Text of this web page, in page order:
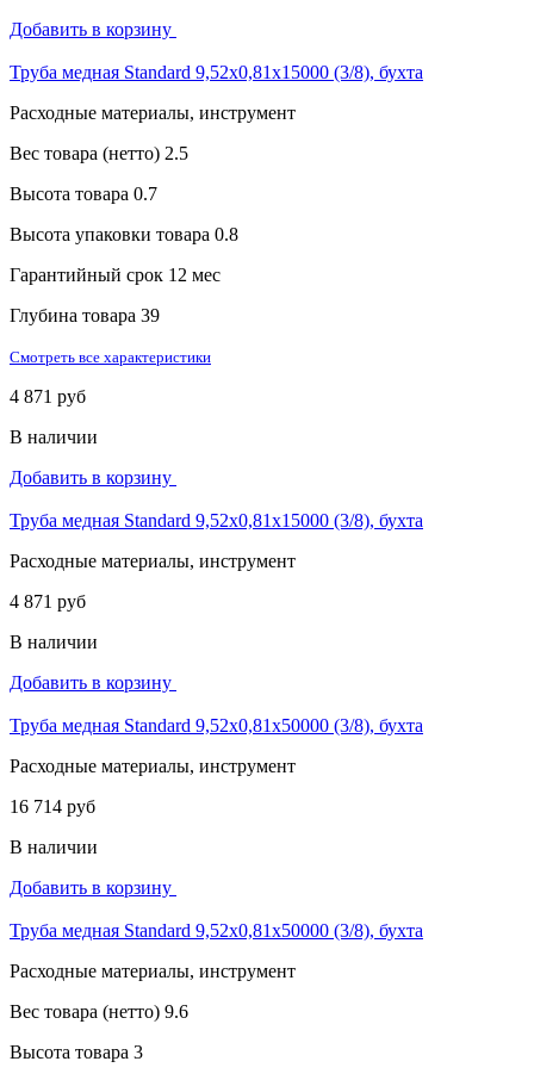
Добавить в корзину
Труба медная Standard 9,52х0,81х15000 (3/8), бухта
Расходные материалы, инструмент
Вес товара (нетто) 2.5
Высота товара 0.7
Высота упаковки товара 0.8
Гарантийный срок 12 мес
Глубина товара 39
Смотреть все характеристики
4 871 руб
В наличии
Добавить в корзину
Труба медная Standard 9,52х0,81х15000 (3/8), бухта
Расходные материалы, инструмент
4 871 руб
В наличии
Добавить в корзину
Труба медная Standard 9,52х0,81х50000 (3/8), бухта
Расходные материалы, инструмент
16 714 руб
В наличии
Добавить в корзину
Труба медная Standard 9,52х0,81х50000 (3/8), бухта
Расходные материалы, инструмент
Вес товара (нетто) 9.6
Высота товара 3